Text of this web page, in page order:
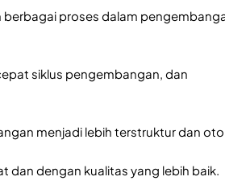
proses dalam
siklus pengembangan, dan
menjadi lebih terstruktur dan
dan dengan kualitas yang lebih baik.